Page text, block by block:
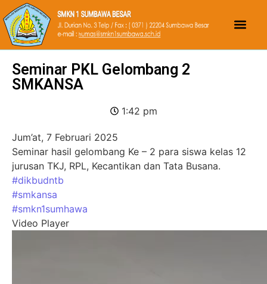
Seminar PKL Gelombang 2
SMKANSA
1:42 pm
Jum’at, 7 Februari 2025
Seminar hasil gelombang Ke – 2 para siswa kelas 12
jurusan TKJ, RPL, Kecantikan dan Tata Busana.
#dikbudntb
#smkansa
#smkn1sumhawa
Video Player